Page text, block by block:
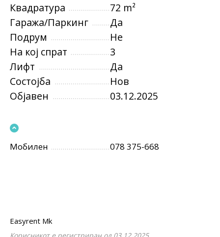
Квадратура
72 m²
Гаража/Паркинг
Да
Подрум
Не
На кој спрат
3
Лифт
Да
Состојба
Нов
Објавен
03.12.2025
Мобилен 078 375-668
Easyrent Mk